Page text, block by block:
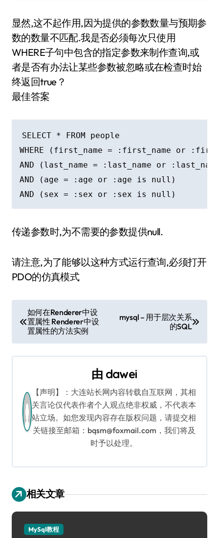
显然,这不起作用,因为提供的参数数量与预期参
数的数量不匹配.我是否必须每次只使用
WHERE子句中包含的指定参数来制作查询,或
者是否有办法让某些参数被忽略或在检查时始
终返回true？
最佳答案
SELECT * FROM people
WHERE (first_name = :first_name or
AND (last_name = :last_name or
AND (age = :age or :age is null)
传递参数时,为不需要的参数提供null.
请注意,为了能够以这种方式运行查询,必须打开
PDO的仿真模式
章
导
如何在Renderer中设
置属性 Renderer中设
置属性的方法实例
mysql – 用于层次关系
的SQL
由 dawei
【声明】：大连站长网内容转载自互联网，其相
关言论仅代表作者个人观点绝非权威，不代表本
站立场。如您发现内容存在版权问题，请提交相
关链接至邮箱：bqsm@foxmail.com，我们将及
时予以处理。
相关文章
MySql教程